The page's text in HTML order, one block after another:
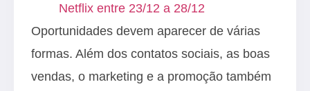
Netflix entre 23/12 a 28/12
Oportunidades devem aparecer de várias
formas. Além dos contatos sociais, as boas
vendas, o marketing e a promoção também